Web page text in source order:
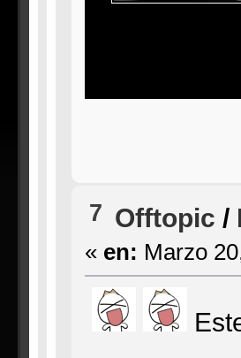
7 Offtopic /
« en: Marzo